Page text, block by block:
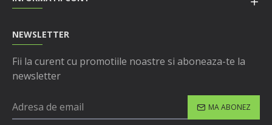
NEWSLETTER
Fii la curent cu promotiile noastre si aboneaza-te la
newsletter
MA ABONEZ